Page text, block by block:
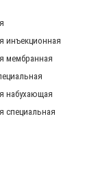
инъекционная
мембранная
набухающая
специальная